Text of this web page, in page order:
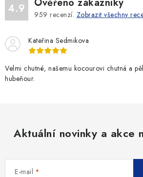
4.9 959 recenzí. Zobrazit všechny
Kateřina Sedmikova
Velmi chutné, našemu kocourovi chutná a
hubeňour.
Aktuální novinky a akce
E-mail